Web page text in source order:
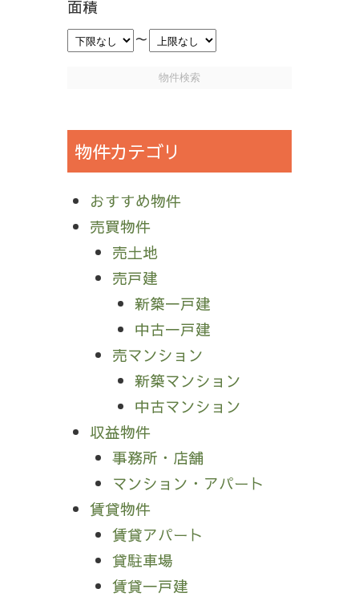
面積
～
物件カテゴリ
おすすめ物件
売買物件
売土地
売戸建
新築一戸建
中古一戸建
売マンション
新築マンション
中古マンション
収益物件
事務所・店舗
マンション・アパート
賃貸物件
賃貸アパート
貸駐車場
賃貸一戸建